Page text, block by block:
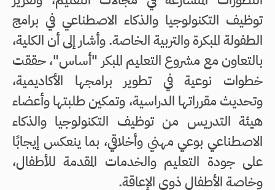
توظيف التكنولوجيا والذكاء الاصطناعي في برامج
الطفولة المبكرة والتربية الخاصة. وأشار إلى أن الكلية،
بالتعاون مع مشروع التعليم المبكر "أساس"، حققت
خطوات نوعية في تطوير برامجها الأكاديمية،
وتحديث مقرراتها الدراسية، وتمكين طلبتها وأعضاء
هيئة التدريس من توظيف التكنولوجيا والذكاء
الاصطناعي بوعي مهني وأخلاقي، بما ينعكس إيجابًا
على جودة التعليم والخدمات المقدمة للأطفال،
وخاصة الأطفال ذوي الإعاقة.